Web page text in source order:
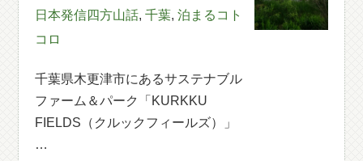
日本発信四方山話,千葉,泊まるコト
コロ
千葉県木更津市にあるサステナブル
ファーム＆パーク「KURKKU
FIELDS（クルックフィールズ）」
…